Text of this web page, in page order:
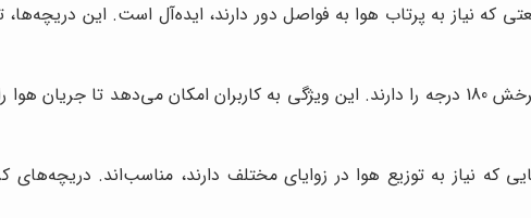
نیاز به پرتاب هوا به فواصل دور دارند، ایده‌آل است. این دریچه‌ها،
دریچه‌های کروی دارای ساختاری کروی شکل هستند و قابلیت چرخش 180 درجه را دارند. این ویژگی به کاربران
نیاز به توزیع هوا در زوایای مختلف دارند، مناسب‌اند. دریچه‌های